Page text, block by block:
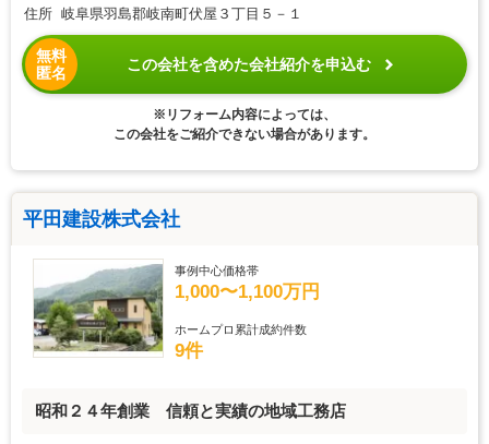
住所 岐阜県羽島郡岐南町伏屋３丁目５－１
無料
匿名
この会社を含めた会社紹介を申込む
※リフォーム内容によっては、
この会社をご紹介できない場合があります。
平田建設株式会社
事例中心価格帯
1,000〜1,100万円
ホームプロ累計成約件数
9件
昭和２４年創業 信頼と実績の地域工務店